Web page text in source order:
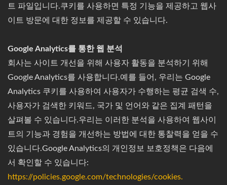
트 파일입니다.쿠키를 사용하면 특정 기능을 제공하고 웹사
이트 방문에 대한 정보를 제공할 수 있습니다.
Google Analytics를 통한 웹 분석
회사는 사이트 개선을 위해 사용자 활동을 분석하기 위해
Google Analytics를 사용합니다.예를 들어, 우리는 Google
Analytics 쿠키를 사용하여 사용자가 수행하는 평균 검색 수,
사용자가 검색한 키워드, 국가 및 언어와 같은 집계 패턴을
살펴볼 수 있습니다.우리는 이러한 분석을 사용하여 웹사이
트의 기능과 경험을 개선하는 방법에 대한 통찰력을 얻을 수
있습니다.Google Analytics의 개인정보 보호정책은 다음에
서 확인할 수 있습니다:
https://policies.google.com/technologies/cookies.